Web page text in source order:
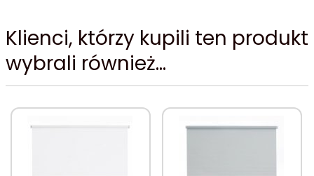
Klienci, którzy kupili ten produkt
wybrali również...